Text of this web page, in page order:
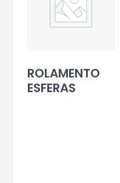
ROLAMENTO
ESFERAS